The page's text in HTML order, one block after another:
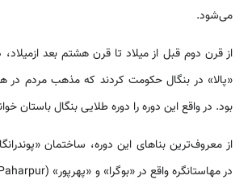
می‌شود.
از قرن دوم قبل از میلاد تا قرن هشتم بعد
«پالا» در بنگال حکومت کردند که مذهب مردم در
بود. در واقع این دوره را دوره طلایی بنگال باستان
در مهاستانگره واقع در «بوگرا» و «پهرپور» (Paharpur) در